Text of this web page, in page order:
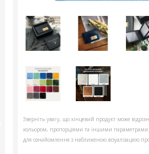
Зверніть увагу, що кінцевий продукт може
кольором, пропорціями та іншими
для ознайомлення з наближеною візуалізацією